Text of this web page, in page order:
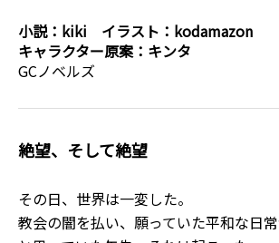
小説： kiki イラスト： kodamazon
キャラクター原案： キンタ
GCノベルズ
絶望、そして絶望
その日、世界は一変した。
教会の闇を払い、願っていた平和な日